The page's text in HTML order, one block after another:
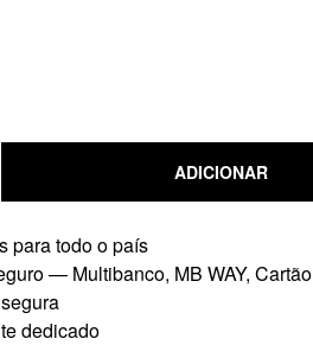
ADICIONAR
para todo o país
— Multibanco, MB WAY, Cartão
dedicado